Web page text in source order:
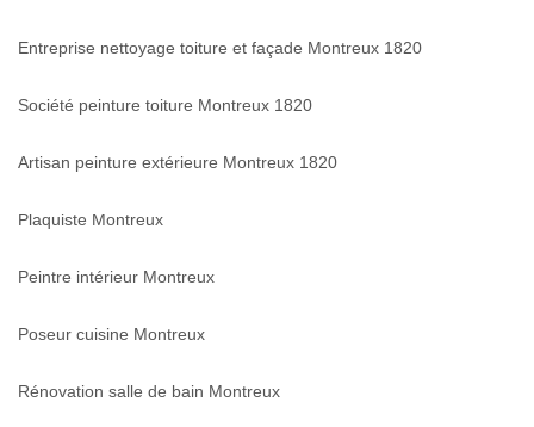
Entreprise nettoyage toiture et façade Montreux 1820
Société peinture toiture Montreux 1820
Artisan peinture extérieure Montreux 1820
Plaquiste Montreux
Peintre intérieur Montreux
Poseur cuisine Montreux
Rénovation salle de bain Montreux